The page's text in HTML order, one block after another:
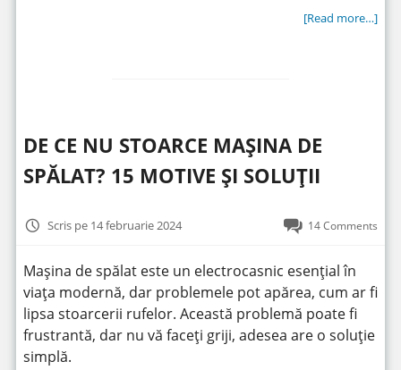
[Read more…]
DE CE NU STOARCE MAȘINA DE
SPĂLAT? 15 MOTIVE ȘI SOLUȚII
Scris pe 14 februarie 2024 14 Comments
Mașina de spălat este un electrocasnic esențial în
viața modernă, dar problemele pot apărea, cum ar fi
lipsa stoarcerii rufelor. Această problemă poate fi
frustrantă, dar nu vă faceți griji, adesea are o soluție
simplă.